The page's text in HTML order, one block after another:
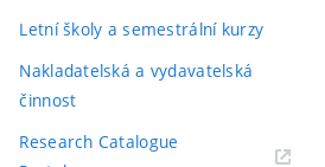
Letní školy a semestrální kurzy
Nakladatelská a vydavatelská
činnost
Research Catalogue